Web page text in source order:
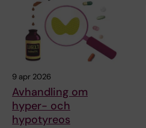
9 apr 2026
Avhandling om
hyper- och
hypotyreos